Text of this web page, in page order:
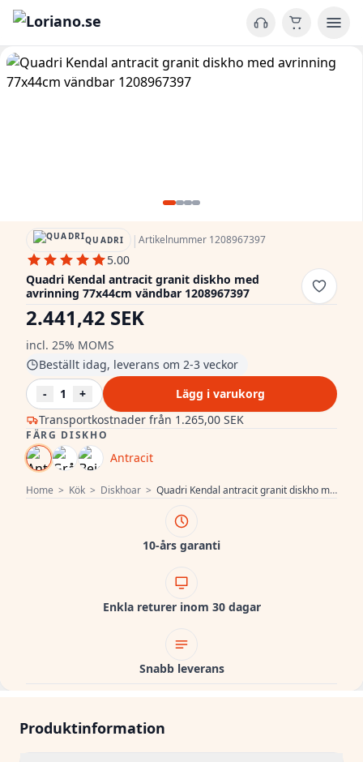
Home > Kök > Diskhoar > Quadri Kendal antracit granit diskho med avrinning 77x44cm vändbar 1208967397
QUADRI |Artikelnummer 1208967397
5.00
Quadri Kendal antracit granit diskho med
avrinning 77x44cm vändbar 1208967397
2.441,42 SEK
incl. 25% MOMS
Transportkostnader från 1.265,00 SEK
Beställt idag, leverans om 2-3 veckor
-
1 + Lägg i varukorg
FÄRG DISKHO
Antracit
10-års garanti
Enkla returer inom 30 dagar
Snabb leverans
Produktinformation